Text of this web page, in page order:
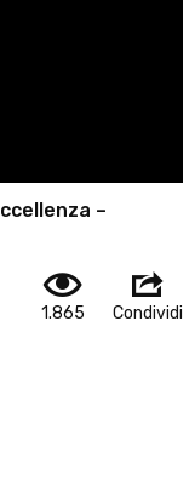
–
1.865 Condividi